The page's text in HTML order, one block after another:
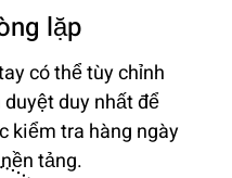
lặp
có thể tùy chỉnh
duy nhất để
kiểm tra hàng ngày
tảng.